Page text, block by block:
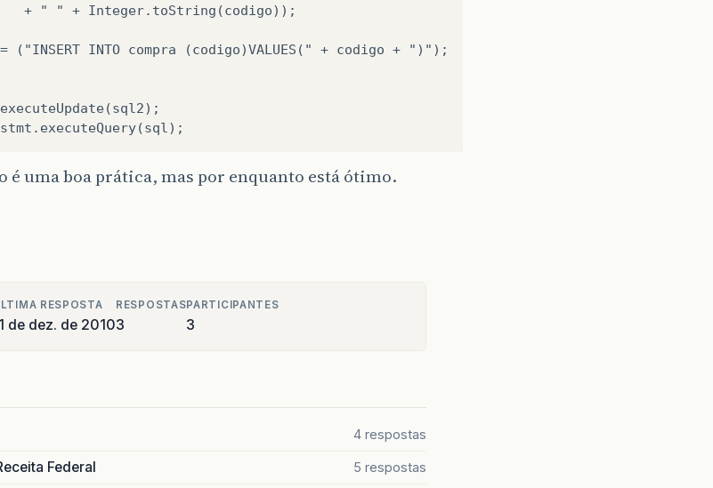
+ " " + Integer.toString(codigo));
("INSERT INTO compra (codigo)VALUES(" + codigo + ")");
é uma boa prática, mas por enquanto está ótimo.
RESPOSTA
de dez. de 2010
RESPOSTAS
3
PARTICIPANTES
3
4 respostas
Federal 5 respostas